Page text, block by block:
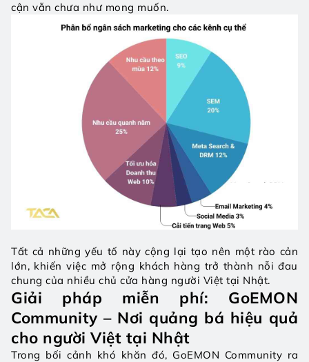
cận vẫn chưa như mong muốn.
Tất cả những yếu tố này cộng lại tạo nên một rào cản
lớn, khiến việc mở rộng khách hàng trở thành nỗi đau
chung của nhiều chủ cửa hàng người Việt tại Nhật.
Giải pháp miễn phí: GoEMON
Community – Nơi quảng bá hiệu quả
cho người Việt tại Nhật
Trong bối cảnh khó khăn đó, GoEMON Community ra